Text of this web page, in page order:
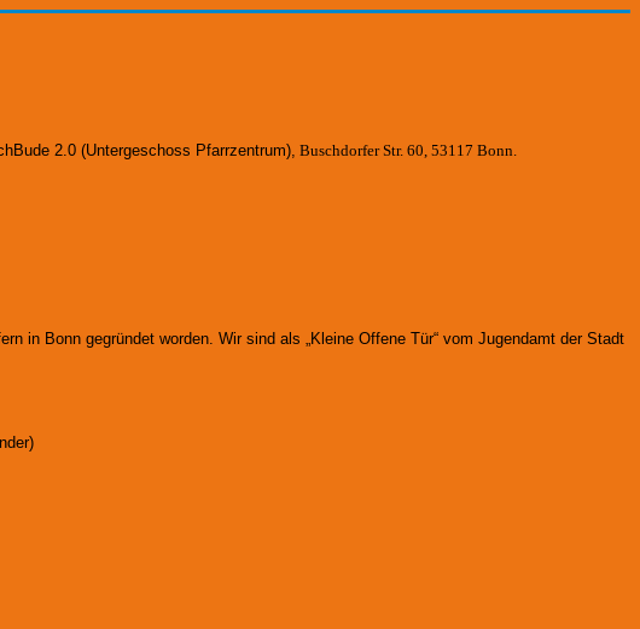
2.0 (Untergeschoss Pfarrzentrum) Buschdorfer Str. 60, 53117 Bonn.
in Bonn gegründet worden. Wir sind als „Kleine Offene Tür“ vom Jugendamt der Stadt